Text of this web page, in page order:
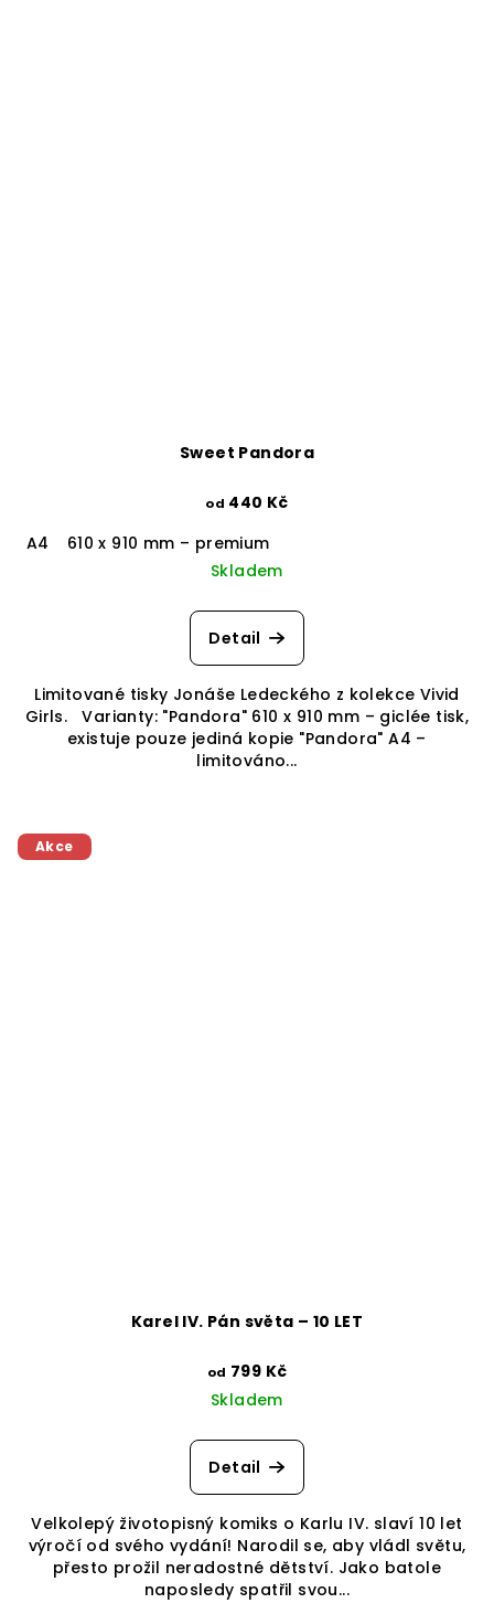
Sweet Pandora
od 440 Kč
A4
610 x 910 mm – premium
Skladem
Detail
Limitované tisky Jonáše Ledeckého z kolekce Vivid
Girls. Varianty: "Pandora" 610 x 910 mm – giclée tisk,
existuje pouze jediná kopie "Pandora" A4 –
limitováno...
Akce
Karel IV. Pán světa – 10 LET
od 799 Kč
Skladem
Detail
Velkolepý životopisný komiks o Karlu IV. slaví 10 let
výročí od svého vydání! Narodil se, aby vládl světu,
přesto prožil neradostné dětství. Jako batole
naposledy spatřil svou...